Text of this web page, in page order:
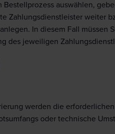
auswählen,
Zahlungsdienstleister weiter
In diesem Fall müssen
des jeweiligen
werden die
oder technische